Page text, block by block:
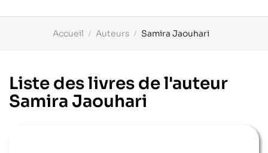
Accueil Auteurs Samira Jaouhari
Liste des livres de l'auteur
Samira Jaouhari